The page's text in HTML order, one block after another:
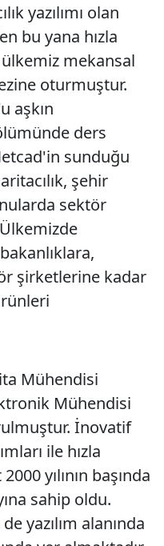
yazılımı olan
bu yana hızla
mekansal
oturmuştur.
aşkın
ders
sunduğu
şehir
sektör
şirketlerine kadar
Mühendisi
Mühendisi
İnovatif
ile hızla
yılının başında
sahip oldu.
yazılım alanında